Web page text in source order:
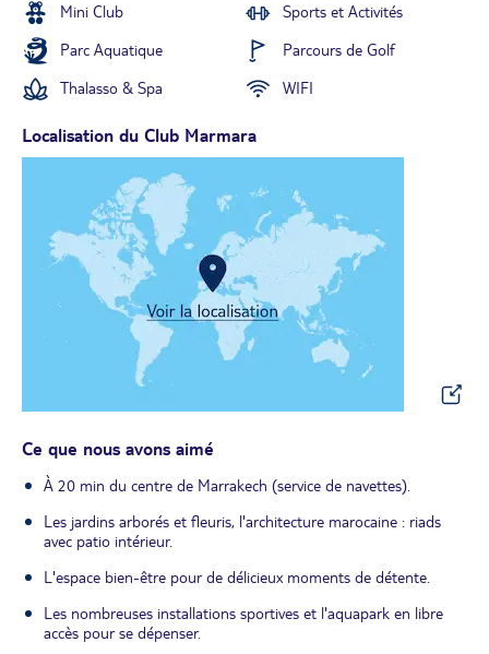
Mini Club
Sports et Activités
Parc Aquatique
Parcours de Golf
Thalasso & Spa
WIFI
Localisation du Club Marmara
Ce que nous avons aimé
À 20 min du centre de Marrakech (service de navettes).
Les jardins arborés et fleuris, l'architecture marocaine : riads
avec patio intérieur.
L'espace bien-être pour de délicieux moments de détente.
Les nombreuses installations sportives et l'aquapark en libre
accès pour se dépenser.